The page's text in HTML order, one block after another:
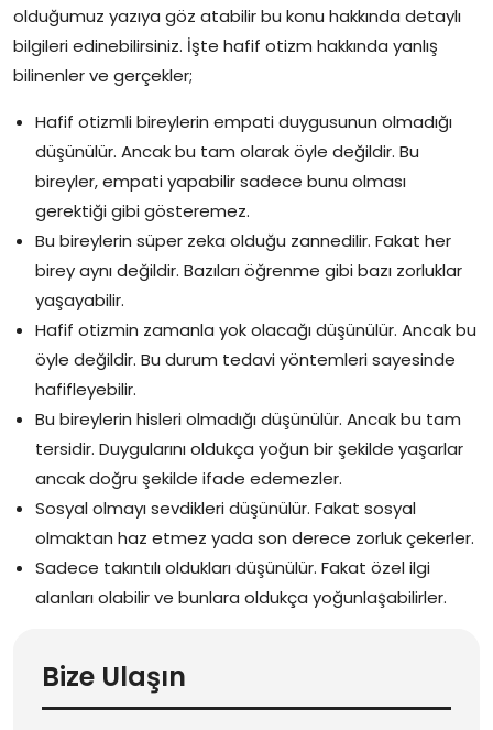
olduğumuz yazıya göz atabilir bu konu hakkında detaylı
bilgileri edinebilirsiniz. İşte hafif otizm hakkında yanlış
bilinenler ve gerçekler;
Hafif otizmli bireylerin empati duygusunun olmadığı
düşünülür. Ancak bu tam olarak öyle değildir. Bu
bireyler, empati yapabilir sadece bunu olması
gerektiği gibi gösteremez.
Bu bireylerin süper zeka olduğu zannedilir. Fakat her
birey aynı değildir. Bazıları öğrenme gibi bazı zorluklar
yaşayabilir.
Hafif otizmin zamanla yok olacağı düşünülür. Ancak bu
öyle değildir. Bu durum tedavi yöntemleri sayesinde
hafifleyebilir.
Bu bireylerin hisleri olmadığı düşünülür. Ancak bu tam
tersidir. Duygularını oldukça yoğun bir şekilde yaşarlar
ancak doğru şekilde ifade edemezler.
Sosyal olmayı sevdikleri düşünülür. Fakat sosyal
olmaktan haz etmez yada son derece zorluk çekerler.
Sadece takıntılı oldukları düşünülür. Fakat özel ilgi
alanları olabilir ve bunlara oldukça yoğunlaşabilirler.
Bize Ulaşın